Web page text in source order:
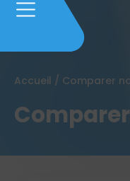
Accueil / Comparer